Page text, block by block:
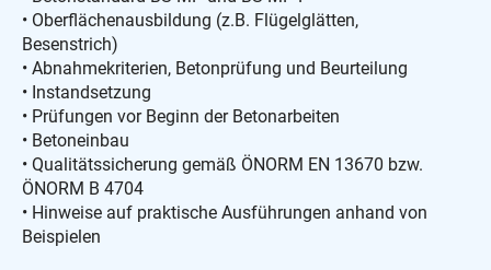
• Oberflächenausbildung (z.B. Flügelglätten,
Besenstrich)
• Abnahmekriterien, Betonprüfung und Beurteilung
• Instandsetzung
• Prüfungen vor Beginn der Betonarbeiten
• Betoneinbau
• Qualitätssicherung gemäß ÖNORM EN 13670 bzw.
ÖNORM B 4704
• Hinweise auf praktische Ausführungen anhand von
Beispielen